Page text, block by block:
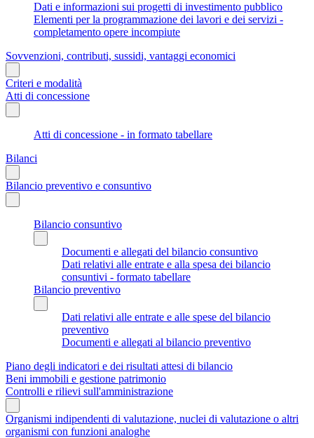
Dati e informazioni sui progetti di investimento pubblico
Elementi per la programmazione dei lavori e dei servizi -
completamento opere incompiute
Sovvenzioni, contributi, sussidi, vantaggi economici
Criteri e modalità
Atti di concessione
Atti di concessione - in formato tabellare
Bilanci
Bilancio preventivo e consuntivo
Bilancio consuntivo
Documenti e allegati del bilancio consuntivo
Dati relativi alle entrate e alla spesa dei bilancio
consuntivi - formato tabellare
Bilancio preventivo
Dati relativi alle entrate e alle spese del bilancio
preventivo
Documenti e allegati al bilancio preventivo
Piano degli indicatori e dei risultati attesi di bilancio
Beni immobili e gestione patrimonio
Controlli e rilievi sull'amministrazione
Organismi indipendenti di valutazione, nuclei di valutazione o altri
organismi con funzioni analoghe